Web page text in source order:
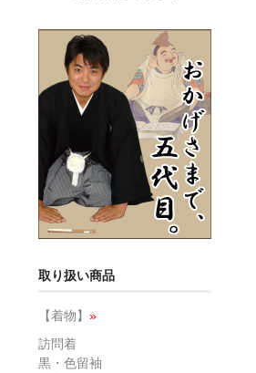
取り扱い商品
【着物】 »
訪問着
黒・色留袖